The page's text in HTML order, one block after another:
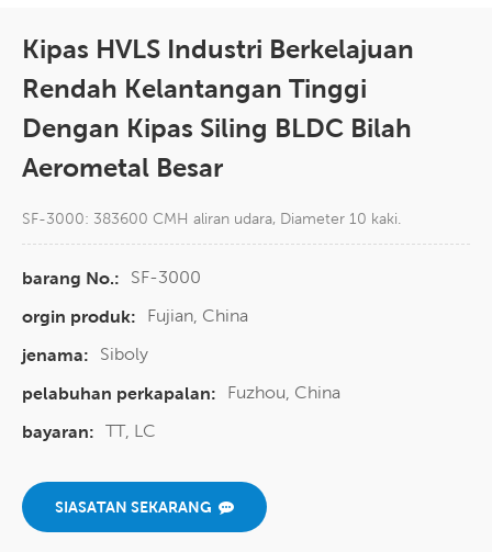
Kipas HVLS Industri Berkelajuan
Rendah Kelantangan Tinggi
Dengan Kipas Siling BLDC Bilah
Aerometal Besar
SF-3000: 383600 CMH aliran udara, Diameter 10 kaki.
barang No.:
SF-3000
orgin produk:
Fujian, China
jenama:
Siboly
pelabuhan perkapalan:
Fuzhou, China
bayaran: TT, LC
SIASATAN SEKARANG